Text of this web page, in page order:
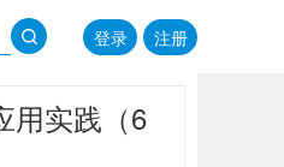
登录 注册
用实践（6